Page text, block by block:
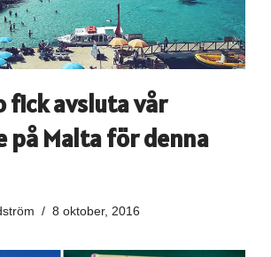
fick avsluta vår
på Malta för denna
8 oktober, 2016